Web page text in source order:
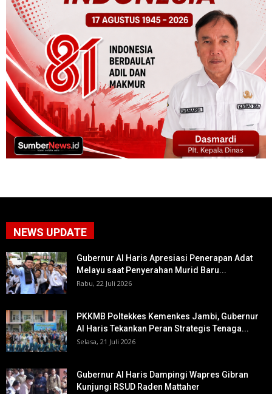
NEWS UPDATE
Gubernur Al Haris Apresiasi Penerapan Adat
Melayu saat Penyerahan Murid Baru...
Rabu, 22 Juli 2026
PKKMB Poltekkes Kemenkes Jambi, Gubernur
Al Haris Tekankan Peran Strategis Tenaga...
Selasa, 21 Juli 2026
Gubernur Al Haris Dampingi Wapres Gibran
Kunjungi RSUD Raden Mattaher